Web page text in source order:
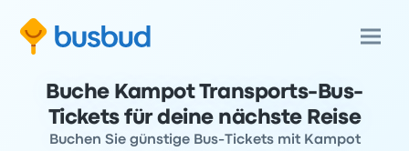
Buche Kampot Transports-Bus-
Tickets für deine nächste Reise
Buchen Sie günstige Bus-Tickets mit Kampot